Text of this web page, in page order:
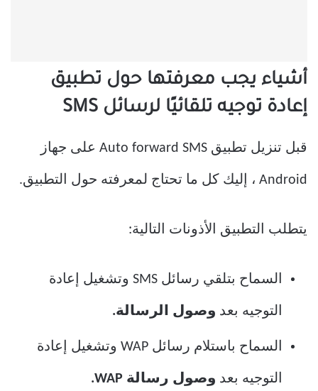
أشياء يجب معرفتها حول تطبيق
إعادة توجيه تلقائيًا لرسائل SMS
قبل تنزيل تطبيق Auto forward SMS على جهاز
Android ، إليك كل ما تحتاج لمعرفته حول التطبيق.
يتطلب التطبيق الأذونات التالية:
السماح بتلقي رسائل SMS وتشغيل إعادة
التوجيه بعد وصول الرسالة.
السماح باستلام رسائل WAP وتشغيل إعادة
التوجيه بعد وصول رسالة WAP.